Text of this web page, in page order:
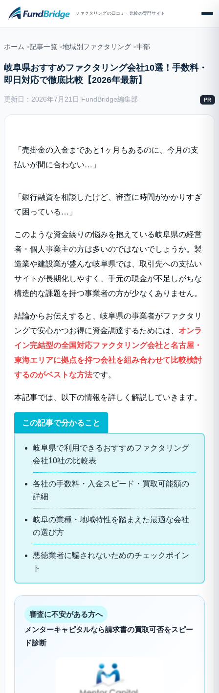
ファクタリングの口コミ・比較の専門サイト
ホーム 記事一覧 地域別ファクタリング 中部
岐阜県おすすめファクタリング会社10選！手数料・
即日対応で徹底比較【2026年最新】
更新日：2026年7月21日 FundBridge編集部 PR
「売掛金の入金まであと1ヶ月もあるのに、今月の支
払いが間に合わない…」
「銀行融資を相談したけど、審査に時間がかかりすぎ
て困っている…」
このような資金繰りの悩みを抱えている岐阜県の経営
者・個人事業主の方は多いのではないでしょうか。製
造業や建設業が盛んな岐阜県では、取引先への支払い
サイトが長期化しやすく、手元の現金が不足しがちな
構造的な課題を持つ事業者の方が少なくありません。
結論からお伝えすると、岐阜県の事業者がファクタリ
ングで安心かつお得に資金調達するためには、 オンラ
イン完結型の全国対応ファクタリング会社と名古屋・
東海エリアに拠点を持つ会社を組み合わせて比較検討
するのがベストな方法です。
本記事では、以下の情報を詳しく解説していきます。
この記事で分かること
岐阜県で利用できるおすすめファクタリング
会社10社の比較表
各社の手数料・入金スピード・買取可能額の
詳細
岐阜の業種・地域特性を踏まえた最適な会社
の選び方
悪徳業者に騙されないためのチェックポイン
ト
審査に不安がある方へ
メンターキャピタルなら請求書の買取可否をスピー
ド診断